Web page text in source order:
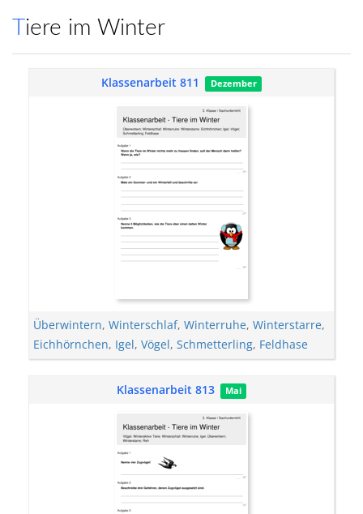
Tiere im Winter
Klassenarbeit 811 Dezember
Überwintern, Winterschlaf, Winterruhe, Winterstarre,
Eichhörnchen, Igel, Vögel, Schmetterling, Feldhase
Klassenarbeit 813 Mai